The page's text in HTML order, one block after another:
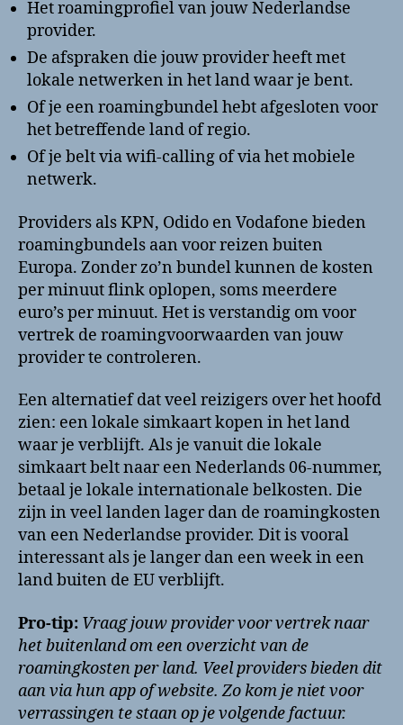
Het roamingprofiel van jouw Nederlandse
provider.
De afspraken die jouw provider heeft met
lokale netwerken in het land waar je bent.
Of je een roamingbundel hebt afgesloten voor
het betreffende land of regio.
Of je belt via wifi-calling of via het mobiele
netwerk.
Providers als KPN, Odido en Vodafone bieden
roamingbundels aan voor reizen buiten
Europa. Zonder zo’n bundel kunnen de kosten
per minuut flink oplopen, soms meerdere
euro’s per minuut. Het is verstandig om voor
vertrek de roamingvoorwaarden van jouw
provider te controleren.
Een alternatief dat veel reizigers over het hoofd
zien: een lokale simkaart kopen in het land
waar je verblijft. Als je vanuit die lokale
simkaart belt naar een Nederlands 06-nummer,
betaal je lokale internationale belkosten. Die
zijn in veel landen lager dan de roamingkosten
van een Nederlandse provider. Dit is vooral
interessant als je langer dan een week in een
land buiten de EU verblijft.
Pro-tip: Vraag jouw provider voor vertrek naar
het buitenland om een overzicht van de
roamingkosten per land. Veel providers bieden dit
aan via hun app of website. Zo kom je niet voor
verrassingen te staan op je volgende factuur.